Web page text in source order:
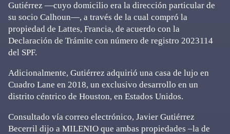
Gutiérrez —cuyo domicilio era la dirección particular de
su socio Calhoun—, a través de la cual compró la
propiedad de Lattes, Francia, de acuerdo con la
Declaración de Trámite con número de registro 2023114
del SPF.
Adicionalmente, Gutiérrez adquirió una casa de lujo en
Cuadro Lane en 2018, un exclusivo desarrollo en un
distrito céntrico de Houston, en Estados Unidos.
Consultado vía correo electrónico, Javier Gutiérrez
Becerril dijo a MILENIO que ambas propiedades –la de